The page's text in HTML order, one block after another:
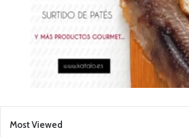
Most Viewed